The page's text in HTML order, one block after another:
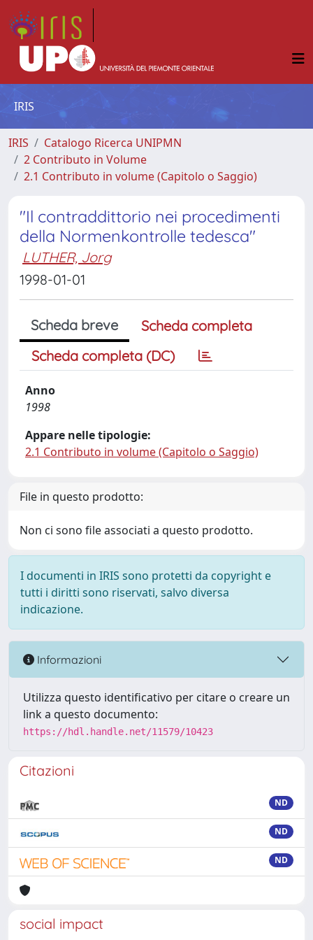
IRIS
IRIS
Catalogo Ricerca UNIPMN
2 Contributo in Volume
2.1 Contributo in volume (Capitolo o Saggio)
"Il contraddittorio nei procedimenti
della Normenkontrolle tedesca"
LUTHER, Jorg
1998-01-01
Scheda breve
Scheda completa
Scheda completa (DC)
Anno
1998
Appare nelle tipologie:
2.1 Contributo in volume (Capitolo o Saggio)
File in questo prodotto:
Non ci sono file associati a questo prodotto.
I documenti in IRIS sono protetti da copyright e
tutti i diritti sono riservati, salvo diversa
indicazione.
Informazioni
Utilizza questo identificativo per citare o creare un
link a questo documento:
https://hdl.handle.net/11579/10423
Citazioni
ND
ND
ND
social impact